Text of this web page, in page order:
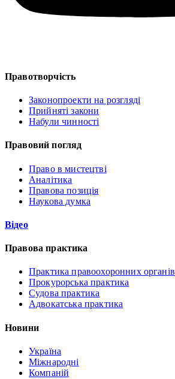
Правотворчість
Законопроекти на розгляді
Прийняті закони
Набули чинності
Правовий погляд
Право в мистецтві
Аналітика
Правова позиція
Наукова думка
Відео
Правова практика
Практика правоохоронних органів
Прокурорська практика
Судова практика
Адвокатська практика
Новини
Україна
Міжнародні
Компаній